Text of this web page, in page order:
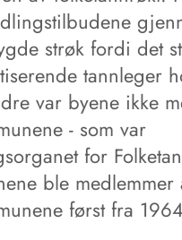
strøk fordi det
tannleger
var byene ikke
- som var
for
ble medlemmer
først fra